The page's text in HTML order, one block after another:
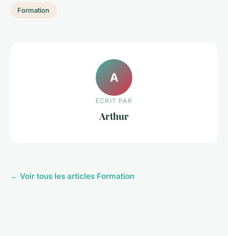
Formation
A
ECRIT PAR
Arthur
← Voir tous les articles Formation